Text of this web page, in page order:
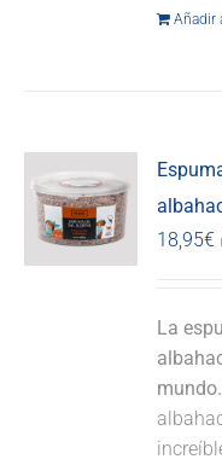
Añadir
18,95€
La
mundo.